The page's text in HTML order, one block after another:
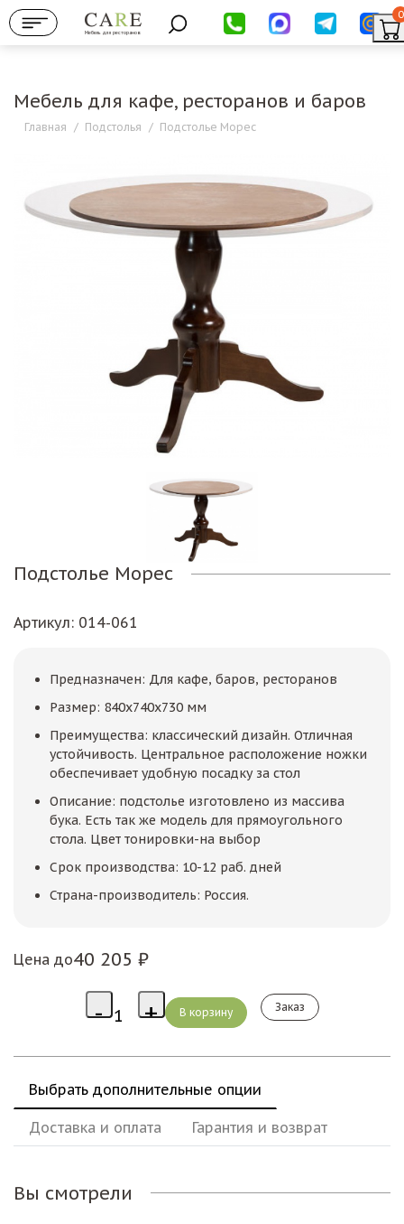
Мебель для ресторанов
0
Мебель для кафе, ресторанов и баров
Главная / Подстолья / Подстолье Морес
Подстолье Морес
Артикул: 014-061
Предназначен: Для кафе, баров, ресторанов
Размер: 840х740х730 мм
Преимущества: классический дизайн. Отличная
устойчивость. Центральное расположение ножки
обеспечивает удобную посадку за стол
Описание: подстолье изготовлено из массива
бука. Есть так же модель для прямоугольного
стола. Цвет тонировки-на выбор
Срок производства: 10-12 раб. дней
Страна-производитель: Россия.
Цена до40 205 ₽
Заказ
Выбрать дополнительные опции
Доставка и оплата Гарантия и возврат
Вы смотрели